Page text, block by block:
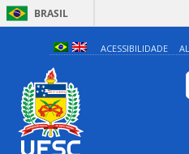
BRASIL
ACESSIBILIDADE